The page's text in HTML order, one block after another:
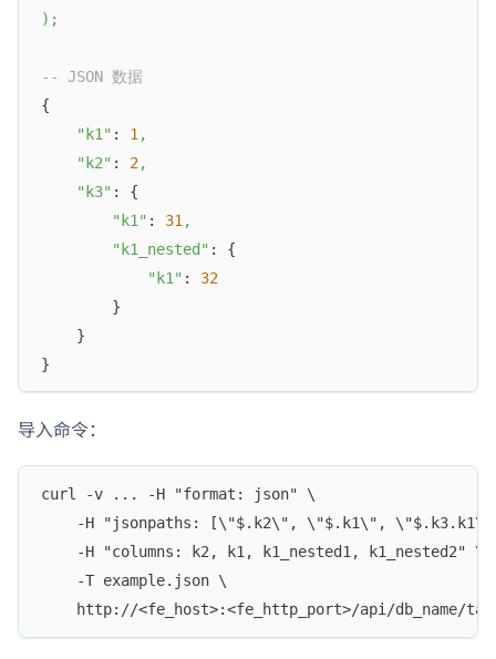
) ;
-- JSON 数据
{
"k1" : 1 ,
"k2" : 2,
"k3" : {
"k1" : 31 ,
"k1_nested" : {
"k1" : 32
        }
    }
}
导入命令：
curl -v ... -H "format: json" \
-H "jsonpaths: [\"$.k2\", \"$.k1\",
    -H "columns: k2, k1, k1_nested1, k1_nested2" \
    -T example.json \
http://<fe_host>:<fe_http_port>/api/db_name/